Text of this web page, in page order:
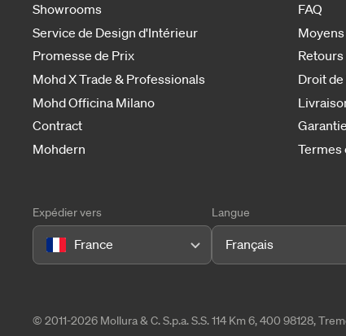
Showrooms
Service de Design d'Intérieur
Promesse de Prix
Mohd X Trade & Professionals
Mohd Officina Milano
Contract
Mohdern
FAQ
Droit
Termes
Expédier vers
France
Langue
Français
© 2011-2026 Mollura & C. S.p.a. S.S. 114 Km 6, 400 98128,